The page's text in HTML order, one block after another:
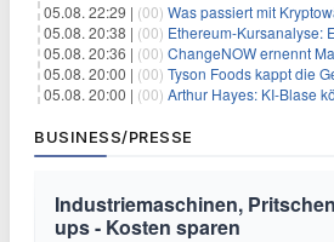
05.08. 22:29 | (00) Was passiert mit Kryptowährungen, wenn das
05.08. 20:38 | (00) Ethereum-Kursanalyse: ETH überwindet
05.08. 20:36 | (00) ChangeNOW ernennt Martin Masser
05.08. 20:00 | (00) Tyson Foods kappt die Gewinnprognose: Die
05.08. 20:00 | (00) Arthur Hayes: KI-Blase
BUSINESS/PRESSE
Industriemaschinen,
ups - Kosten sparen